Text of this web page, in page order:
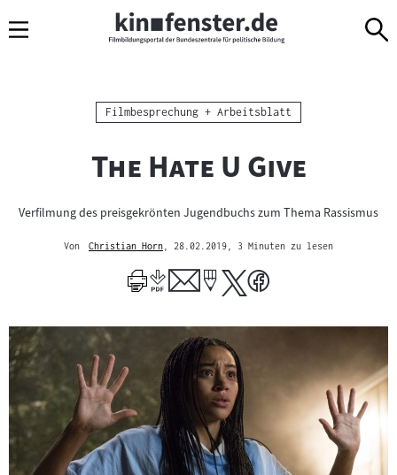
Navigation
zum
zur
Kategorie:
Filmbesprechung + Arbeitsblatt
"
The Hate U Give"
Verfilmung des preisgekrönten Jugendbuchs zum Thema Rassismus
Von
Christian Horn
zum
Author
, 28.02.2019 , 3 Minuten zu lesen